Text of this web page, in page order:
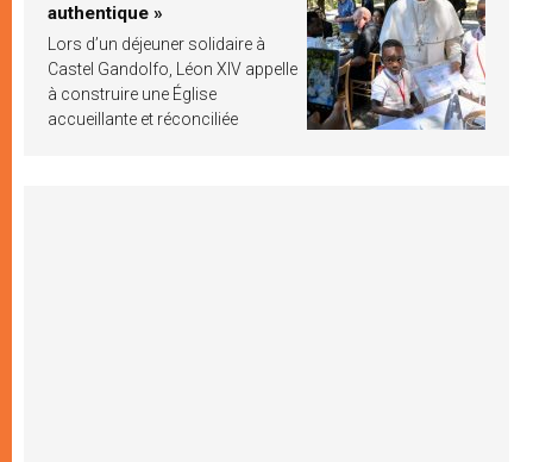
authentique »
Lors d’un déjeuner solidaire à
Castel Gandolfo, Léon XIV appelle
à construire une Église
accueillante et réconciliée